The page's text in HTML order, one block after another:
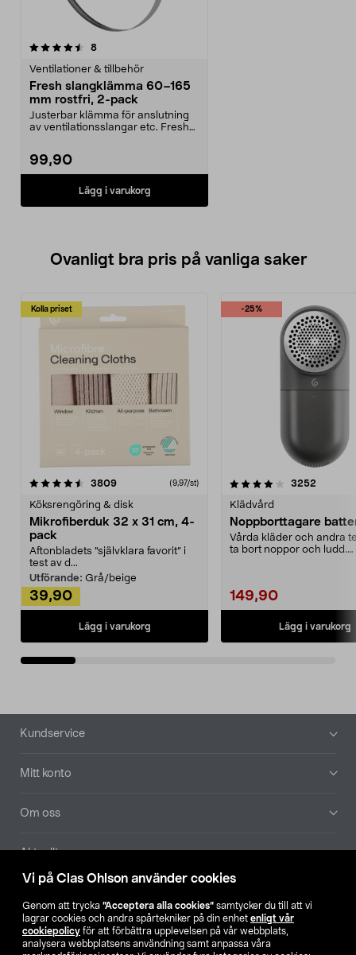
Vi på Clas Ohlson använder cookies
Genom att trycka ”Acceptera alla cookies” samtycker du till att vi
lagrar cookies och andra spårtekniker på din enhet enligt vår
cookiepolicy för att förbättra upplevelsen på vår webbplats,
analysera webbplatsens användning samt anpassa våra
8recensioner
Ventilationer & tillbehör
Fresh slangklämma 60–165
mm rostfri, 2-pack
Justerbar klämma för anslutning
av ventilationsslangar etc. Fresh
99,90
Lägg i varukorg
Ovanligt bra pris på vanliga saker
Kolla priset
3809recensioner (9,97/st)
Köksrengöring & disk
Mikrofiberduk 32 x 31 cm, 4-
pack
Aftonbladets "självklara favorit” i
test av d...
Utförande: Grå/beige
39,90
Lägg i varukorg
-25%
4.0av 5 stjärnor 3252
Klädvård
Noppborttagare
Vårda kläder och andra
ta bort noppor och ludd.
149,90
Lägg i varukorg
4.5av 5 stjärnor
Sidfot
Kundservice
Mitt konto
Om oss
Aktuellt
Hitta butik